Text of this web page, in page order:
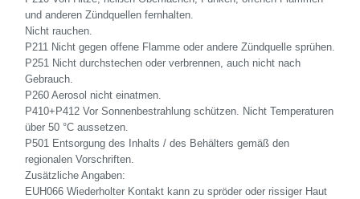
und anderen Zündquellen fernhalten.
Nicht rauchen.
P211 Nicht gegen offene Flamme oder andere Zündquelle sprühen.
P251 Nicht durchstechen oder verbrennen, auch nicht nach
Gebrauch.
P260 Aerosol nicht einatmen.
P410+P412 Vor Sonnenbestrahlung schützen. Nicht Temperaturen
über 50 °C aussetzen.
P501 Entsorgung des Inhalts / des Behälters gemäß den
regionalen Vorschriften.
Zusätzliche Angaben:
EUH066 Wiederholter Kontakt kann zu spröder oder rissiger Haut